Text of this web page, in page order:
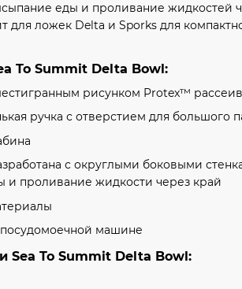
еды и проливание жидкостей
для ложек Delta и Sporks для
To Summit Delta Bowl:
рисунком Protex™
ручка с отверстием для большого
с округлыми боковыми
и проливание жидкости через край
машине
Sea To Summit Delta Bowl: